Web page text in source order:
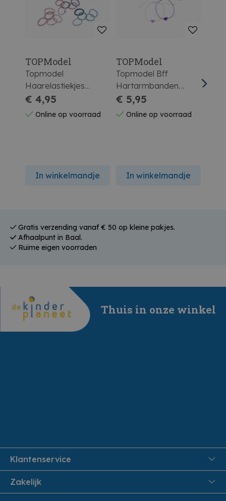
TOPModel
Topmodel
Haarelastiekjes
Assortiment
€ 4,95
Online op voorraad
In winkelmandje
TOPModel
Topmodel Bff
Hartarmbanden
Assortiment
€ 5,95
Online op voorraad
In winkelmandje
Gratis verzending vanaf € 50 op kleine pakjes.
Afhaalpunt in Baal.
Ruime eigen voorraden
Thuis in onze winkel
Klantenservice
FAQ
Veiligheid en Privacy
Zakelijk